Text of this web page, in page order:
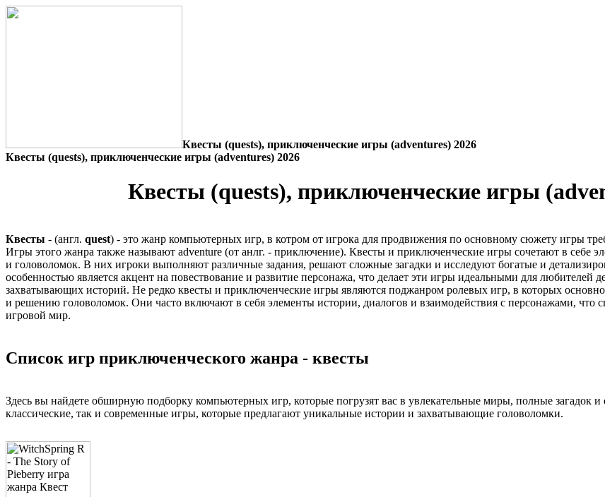
Квесты (quests), приключенческие игры (adventures) 2026
Квесты (quests), приключенческие игры (adventures) 2026
Квесты (quests), приключенческие игры
Квеcты - (англ. quest) - это жанр компьютерных игр, в котром от игрока для продвижения по основному сюжету игры
Игры этого жанра также называют adventure (от анлг. - приключение). Квесты и приключенческие игры сочетают в себе
и головоломок. В них игроки выполняют различные задания, решают сложные загадки и исследуют богатые и
особенностью является акцент на повествование и развитие персонажа, что делает эти игры идеальными для любителей
захватывающих историй. Не редко квесты и приключенческие игры являются поджанром ролевых игр, в которых
и решению головоломок. Они часто включают в себя элементы истории, диалогов и взаимодействия с персонажами, что
игровой мир.
Список игр приключенческого жанра - квеcты
Здесь вы найдете обширную подборку компьютерных игр, которые погрузят вас в увлекательные миры, полные загадок
классические, так и современные игры, которые предлагают уникальные истории и захватывающие головоломки.